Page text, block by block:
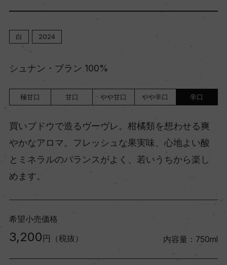
白 2024
シュナン・ブラン 100%
極甘口 甘口 やや甘口 やや辛口 辛口
買いブドウで造るヴーヴレ。柑橘類を想わせる爽
やかなアロマ。フレッシュな果実味、心地よい酸
とミネラルのバランスがよく、若いうちから楽し
めます。
希望小売価格
3,200 円（税抜） 内容量：750ml